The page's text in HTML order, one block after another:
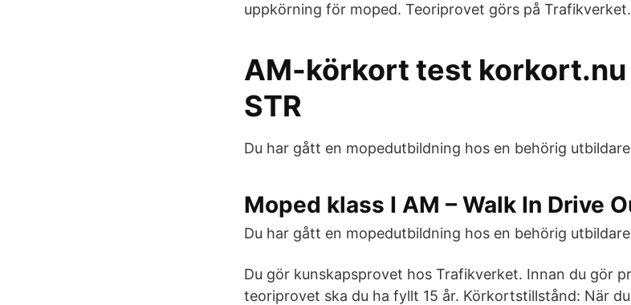
uppkörning för moped. Teoriprovet görs på Trafikverket.
AM-körkort test korkort.nu
STR
Du har gått en mopedutbildning hos en behörig
Moped klass I AM – Walk In Drive
Du har gått en mopedutbildning hos en behörig
Du gör kunskapsprovet hos Trafikverket. Innan du gör
teoriprovet ska du ha fyllt 15 år. Körkortstillstånd: När